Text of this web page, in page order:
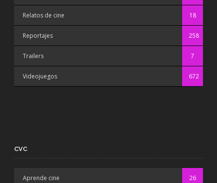
Relatos de cine 18
Reportajes 258
Trailers 7
Videojuegos 672
CVC
Aprende cine 26